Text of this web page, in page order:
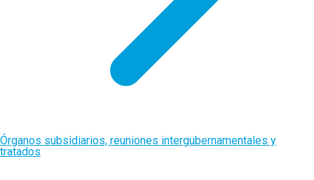
Órganos subsidiarios, reuniones intergubernamentales y
tratados